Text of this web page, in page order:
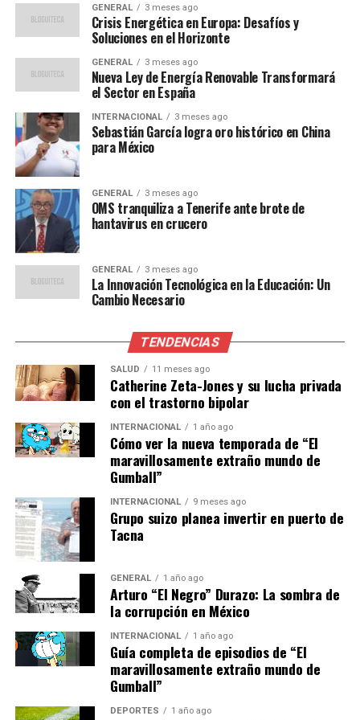
Formaciones y Estrategias
El técnico del Sevilla, Almeyda, ha decidido dar la
titularidad al portero Odysseas, mientras que Carmona y
Suazo serán las novedades en los carriles. El once inicial
del Sevilla estará compuesto por: Odysseas, Carmona,
Azpilicueta, Nianzou, Marcao, Suazo, Mendy, Agoumé,
Vargas, Alfon e Isaac, el máximo goleador del equipo
hasta ahora.
Por su parte, Coudet ha optado por el argentino Boyé
como referencia en el ataque del Alavés, con Denis
Suárez entrando en el once titular. El equipo babazorro
alineará a: Sivera, Jonny, Tenaglia, Garcés, Diarra,
Antonio Blanco, Denis, Carlos Vicente, Guridi, Aleñá y
Boyé.
Datos Clave y Estadísticas
Goles a favor por partido:Alavés 1.4, Sevilla
1.75
Goles en contra por partido:Alavés 0.75, Sevilla
1.75
Faltas cometidas por partido:
Sevilla 14.75
Tarjetas amarillas por partido:Alavés 2.25,
Sevilla 2.5
Opiniones de Expertos
El analista deportivo Javier Lekuona comenta que este
partido será una prueba de fuego para ambos
entrenadores. “Almeyda necesita encontrar el equilibrio
defensivo que le ha faltado al Sevilla en los últimos
partidos, mientras que Coudet debe capitalizar el buen
momento del Alavés para seguir sumando puntos
GENERAL 3 meses ago
Crisis Energética en Europa: Desafíos y
Soluciones en el Horizonte
GENERAL 3 meses ago
Nueva Ley de Energía Renovable Transformará
el Sector en España
INTERNACIONAL 3 meses ago
Sebastián García logra oro histórico en China
para México
GENERAL 3 meses ago
OMS tranquiliza a Tenerife ante brote de
hantavirus en crucero
GENERAL 3 meses ago
La Innovación Tecnológica en la Educación: Un
Cambio Necesario
TENDENCIAS
SALUD 11 meses ago
Catherine Zeta-Jones y su lucha privada
con el trastorno bipolar
INTERNACIONAL 1 año ago
Cómo ver la nueva temporada de “El
maravillosamente extraño mundo de
Gumball”
INTERNACIONAL 9 meses ago
Grupo suizo planea invertir en puerto de
Tacna
GENERAL 1 año ago
Arturo “El Negro” Durazo: La sombra de
la corrupción en México
INTERNACIONAL 1 año ago
Guía completa de episodios de “El
maravillosamente extraño mundo de
Gumball”
DEPORTES 1 año ago